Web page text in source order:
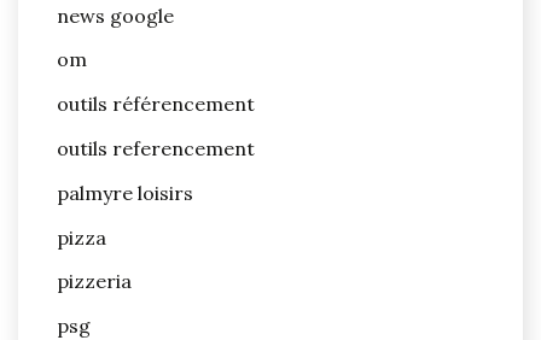
news google
om
outils référencement
outils referencement
palmyre loisirs
pizza
pizzeria
psg